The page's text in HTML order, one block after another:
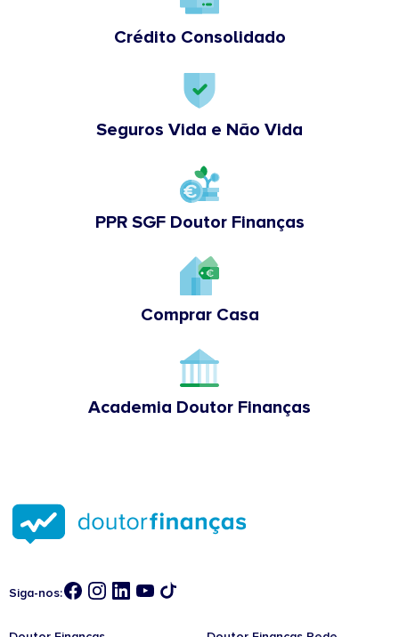
Crédito Consolidado
Seguros Vida e Não Vida
PPR SGF Doutor Finanças
Comprar Casa
Academia Doutor Finanças
Siga-nos: